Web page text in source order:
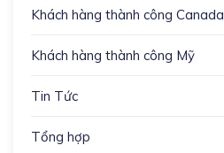
Khách hàng thành công Canada
Khách hàng thành công Mỹ
Tin Tức
Tổng hợp